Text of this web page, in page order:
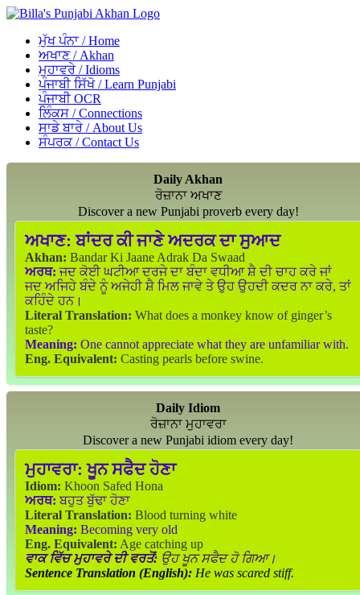
ਮੁੱਖ ਪੰਨਾ / Home
ਅਖਾਣ / Akhan
ਮੁਹਾਵਰੇ / Idioms
ਪੰਜਾਬੀ ਸਿੱਖੋ / Learn Punjabi
ਪੰਜਾਬੀ OCR
ਲਿੰਕਸ / Connections
ਸਾਡੇ ਬਾਰੇ / About Us
ਸੰਪਰਕ / Contact Us
Daily Akhan
ਰੋਜ਼ਾਨਾ ਅਖਾਣ
Discover a new Punjabi proverb every day!
ਅਖਾਣ: ਬਾਂਦਰ ਕੀ ਜਾਣੇ ਅਦਰਕ ਦਾ ਸੁਆਦ
Akhan: Bandar Ki Jaane Adrak Da Swaad
ਅਰਥ: ਜਦ ਕੋਈ ਘਟੀਆ ਦਰਜੇ ਦਾ ਬੰਦਾ ਵਧੀਆ ਸ਼ੈ ਦੀ ਚਾਹ ਕਰੇ ਜਾਂ
ਜਦ ਅਜਿਹੇ ਬੰਦੇ ਨੂੰ ਅਜੇਹੀ ਸ਼ੈ ਮਿਲ ਜਾਵੇ ਤੇ ਉਹ ਉਹਦੀ ਕਦਰ ਨਾ ਕਰੇ, ਤਾਂ
ਕਹਿੰਦੇ ਹਨ।
Literal Translation: What does a monkey know of ginger’s
taste?
Meaning: One cannot appreciate what they are unfamiliar with.
Eng. Equivalent: Casting pearls before swine.
Daily Idiom
ਰੋਜ਼ਾਨਾ ਮੁਹਾਵਰਾ
Discover a new Punjabi idiom every day!
ਮੁਹਾਵਰਾ: ਖੂਨ ਸਫੈਦ ਹੋਣਾ
Idiom: Khoon Safed Hona
ਅਰਥ: ਬਹੁਤ ਬੁੱਢਾ ਹੋਣਾ
Literal Translation: Blood turning white
Meaning: Becoming very old
Eng. Equivalent: Age catching up
ਵਾਕ ਵਿੱਚ ਮੁਹਾਵਰੇ ਦੀ ਵਰਤੋਂ: ਉਹ ਖੂਨ ਸਫੈਦ ਹੋ ਗਿਆ।
Sentence Translation (English): He was scared stiff.